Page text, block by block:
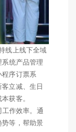
线上线下全域
统产品管理
程序订票系
立减、生日
获客。
作效率。通
等，帮助景